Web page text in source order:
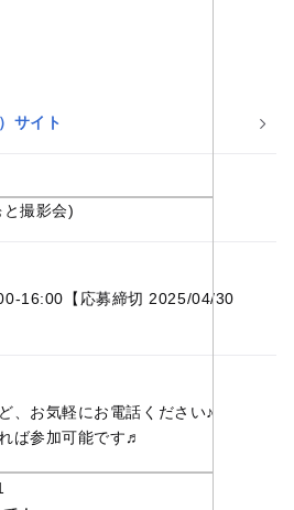
サイト
撮影会)
16:00【応募締切 2025/04/30
、お気軽にお電話ください♪
ば参加可能です♬